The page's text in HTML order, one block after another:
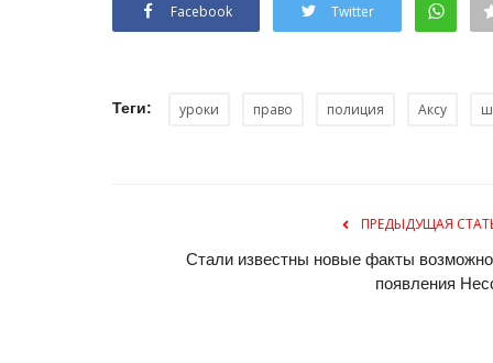
Facebook Twitter
Теги: уроки право полиция Аксу
ПРЕДЫДУЩАЯ
Стали известны новые факты
появления